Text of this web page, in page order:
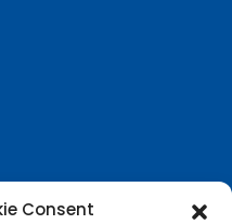
Consent